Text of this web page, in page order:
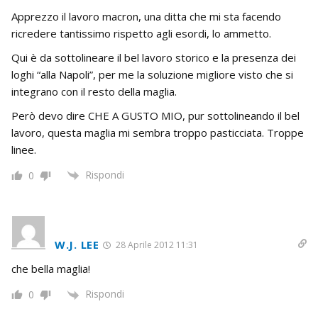
Apprezzo il lavoro macron, una ditta che mi sta facendo
ricredere tantissimo rispetto agli esordi, lo ammetto.
Qui è da sottolineare il bel lavoro storico e la presenza dei
loghi “alla Napoli”, per me la soluzione migliore visto che si
integrano con il resto della maglia.
Però devo dire CHE A GUSTO MIO, pur sottolineando il bel
lavoro, questa maglia mi sembra troppo pasticciata. Troppe
linee.
0 Rispondi
W.J. LEE 28 Aprile 2012 11:31
che bella maglia!
0 Rispondi